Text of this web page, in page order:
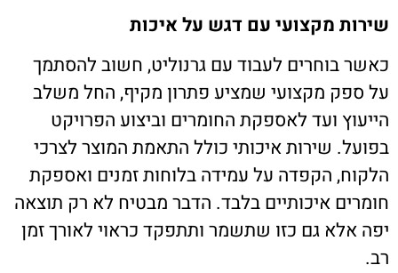
שירות מקצועי עם דגש על איכות
כאשר בוחרים לעבוד עם גרנוליט, חשוב להסתמך
על ספק מקצועי שמציע פתרון מקיף, החל משלב
הייעוץ ועד לאספקת החומרים וביצוע הפרויקט
בפועל. שירות איכותי כולל התאמת המוצר לצרכי
הלקוח, הקפדה על עמידה בלוחות זמנים ואספקת
חומרים איכותיים בלבד. הדבר מבטיח לא רק תוצאה
יפה אלא גם כזו שתשמר ותתפקד כראוי לאורך זמן
רב.